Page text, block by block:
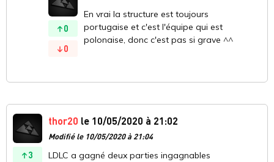
0
0
En vrai la structure est toujours
portugaise et c'est l'équipe qui est
polonaise, donc c'est pas si grave ^^
3
thor20 le 10/05/2020 à 21:02
Modifié le 10/05/2020 à 21:04
LDLC a gagné deux parties ingagnables